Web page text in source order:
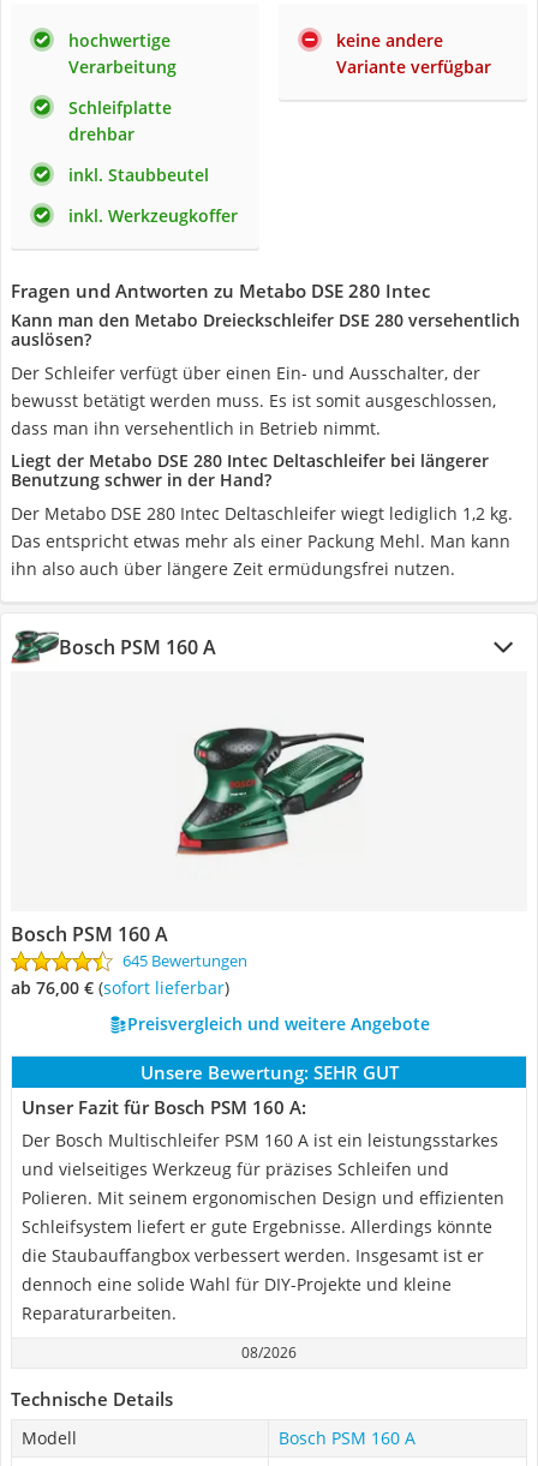
hochwertige
Verarbeitung
Schleifplatte
drehbar
inkl. Staubbeutel
inkl. Werkzeugkoffer
keine andere
Variante verfügbar
Fragen und Antworten zu Metabo DSE 280 Intec
Kann man den Metabo Dreieckschleifer DSE 280 versehentlich
auslösen?
Der Schleifer verfügt über einen Ein- und Ausschalter, der
bewusst betätigt werden muss. Es ist somit ausgeschlossen,
dass man ihn versehentlich in Betrieb nimmt.
Liegt der Metabo DSE 280 Intec Deltaschleifer bei längerer
Benutzung schwer in der Hand?
Der Metabo DSE 280 Intec Deltaschleifer wiegt lediglich 1,2 kg.
Das entspricht etwas mehr als einer Packung Mehl. Man kann
ihn also auch über längere Zeit ermüdungsfrei nutzen.
Bosch PSM 160 A
Bosch PSM 160 A
645 Bewertungen
ab 76,00 € ( Sofort lieferbar)
Preisvergleich und weitere Angebote
Unsere Bewertung: SEHR GUT
Unser Fazit für Bosch PSM 160 A:
Der Bosch Multischleifer PSM 160 A ist ein leistungsstarkes
und vielseitiges Werkzeug für präzises Schleifen und
Polieren. Mit seinem ergonomischen Design und effizienten
Schleifsystem liefert er gute Ergebnisse. Allerdings könnte
die Staubauffangbox verbessert werden. Insgesamt ist er
dennoch eine solide Wahl für DIY-Projekte und kleine
Reparaturarbeiten.
08/2026
Technische Details
Modell
Bosch PSM 160 A